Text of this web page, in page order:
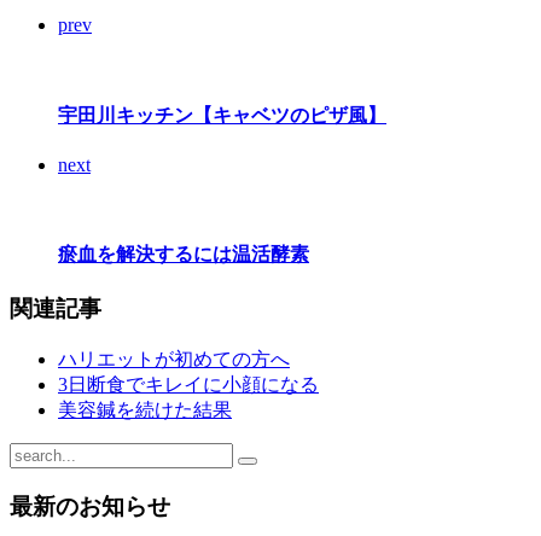
prev
宇田川キッチン【キャベツのピザ風】
next
瘀血を解決するには温活酵素
関連記事
ハリエットが初めての方へ
3日断食でキレイに小顔になる
美容鍼を続けた結果
最新のお知らせ